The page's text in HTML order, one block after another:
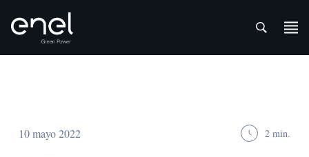
10 mayo 2022 2 min.